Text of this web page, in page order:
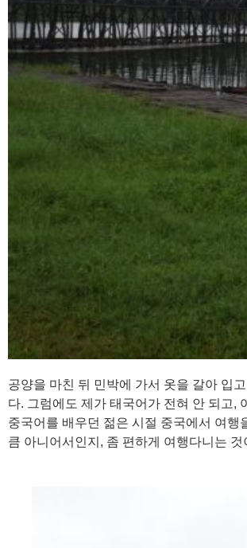
공양을 마친 뒤 민박에 가서 옷을 갈아 입
다. 그럼에도 제가 태국어가 전혀 안 되고,
중국어를 배우던 젊은 시절 중국에서 여
큼 아니어서인지, 좀 편하게 여행다니는 것